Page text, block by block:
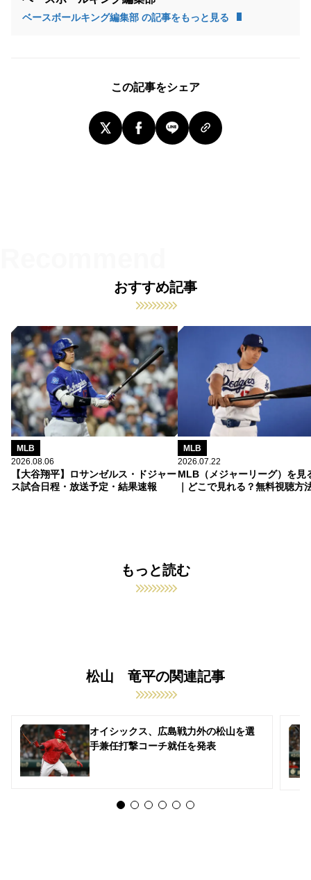
ベースボールキング編集部 の記事をもっと見る
この記事をシェア
おすすめ記事
MLB
2026.08.06
【大谷翔平】ロサンゼルス・ドジャー
ス試合日程・放送予定・結果速報
MLB
2026.07.22
MLB（メジャーリーグ）を見
｜どこで見れる？無料視聴方
もっと読む
松山 竜平の関連記事
オイシックス、広島戦力外の松山を選
手兼任打撃コーチ就任を発表